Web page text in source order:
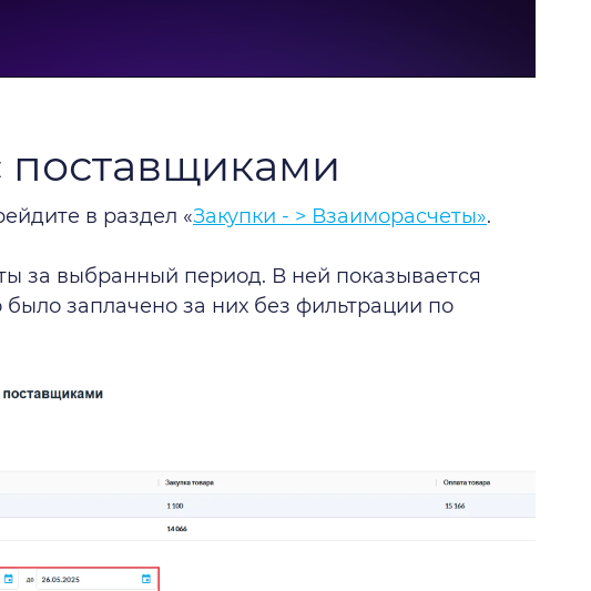
поставщиками
в раздел «Закупки - > Взаиморасчеты».
за выбранный период. В ней показывается
было заплачено за них без фильтрации по